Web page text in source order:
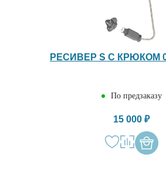
РЕСИВЕР S С КРЮКОМ
По предзаказу
15 000 ₽